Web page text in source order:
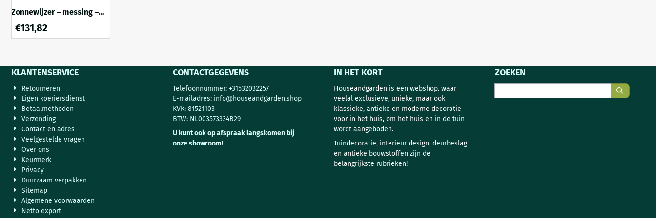
Zonnewijzer – messing –
cm
€131,82
KLANTENSERVICE
Retourneren
Eigen koeriersdienst
Betaalmethoden
Verzending
Contact en adres
Veelgestelde vragen
Over ons
Keurmerk
Privacy
Duurzaam verpakken
Sitemap
Algemene voorwaarden
Netto export
CONTACTGEGEVENS
Telefoonnummer: +31532032257
E-mailadres: info@houseandgarden.shop
KVK: 81521103
BTW: NL003573334B29
U kunt ook op afspraak langskomen bij
onze showroom!
IN HET KORT
Houseandgarden is een webshop, waar
veelal exclusieve, unieke, maar ook
klassieke, antieke en moderne decoratie
voor in het huis, om het huis en in de tuin
wordt aangeboden.
Tuindecoratie, interieur design, deurbeslag
en antieke bouwstoffen zijn de
belangrijkste rubrieken!
ZOEKEN